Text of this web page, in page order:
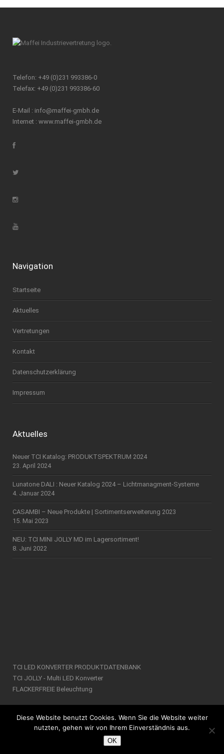
Telefon: +49 (0)231 993386-0
Telefax: +49 (0)231 993386-60
E-Mail : info@maffei-gmbh.de
Internet : www.maffei-gmbh.de
Navigation
Startseite
Aktuelles
Vertretungen
Kontakt
Datenschutzerklärung
Impressum
Aktuelles
Neuer TCI Katalog: PRODUKTSPEKTRUM 2024
23. April 2024
Lunatone DALI : Neuer Katalog 2024 – Lichtmanagment-Systeme
4. Januar 2024
CASAMBI – Neue Produkte | Sortimentserweiterung 2023
15. Mai 2023
NEU: TCI MINI JOLLY MD im Lagersortiment!
8. Juni 2022
TCI LED KONVERTER PRODUKTDATENBANK
TCI JOLLY - Multi LED Konverter
FLACKERFREIE Beleuchtung
© 2018 Maffei GmbH. Alle Rechte vorbehalten.
Diese Website benutzt Cookies. Wenn Sie die Website weiter
nutzten, gehen wir von Ihrem Einverständnis aus.
OK